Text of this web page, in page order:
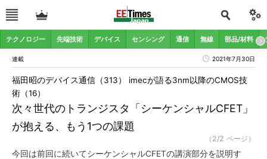
テクノロジー 先端技術 デバイス センシング 通信 無線 部品/材料
連載 2021年7月30日
次々世代のトランジスタ「シーケンシャルCFET」
が抱える、もう1つの課題
福田昭のデバイス通信（313） imecが語る3nm以降のCMOS技
術（16）
（2/2 ページ）
今回は前回に続いてシーケンシャルCFETの講演部分を説明す